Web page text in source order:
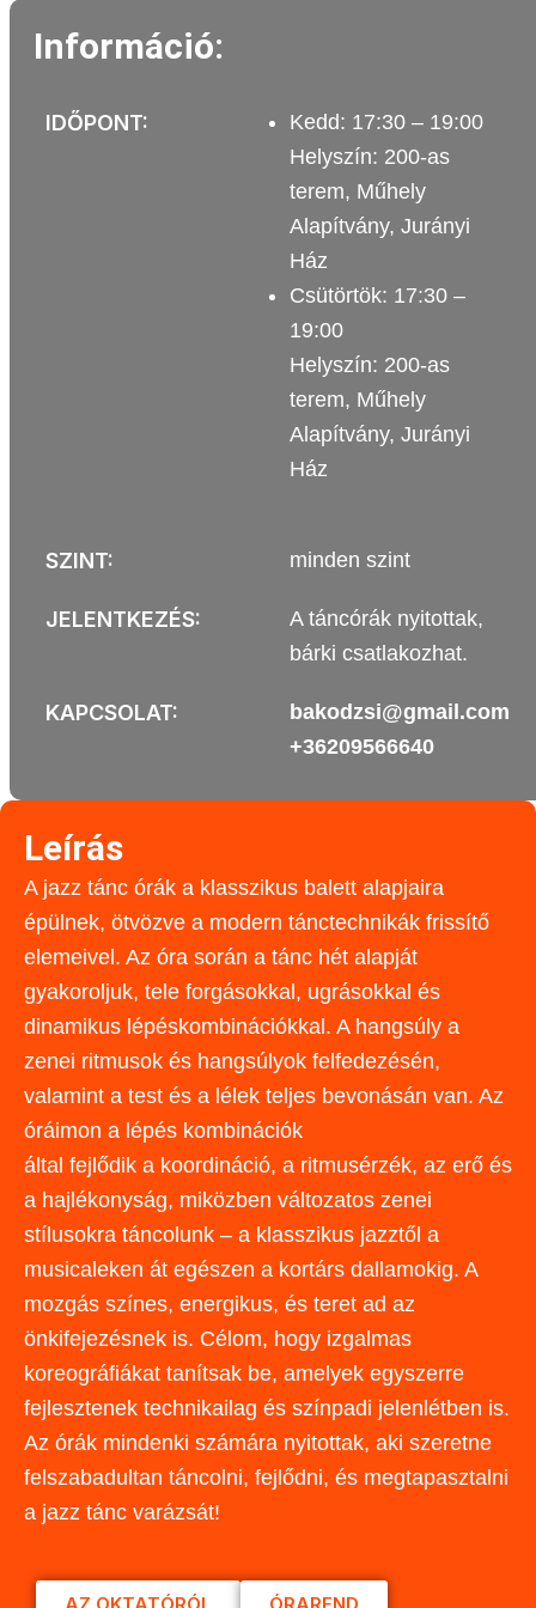
Információ:
IDŐPONT:
Kedd: 17:30 – 19:00
Helyszín: 200-as
terem, Műhely
Alapítvány, Jurányi
Ház
Csütörtök: 17:30 –
19:00
Helyszín: 200-as
terem, Műhely
Alapítvány, Jurányi
Ház
SZINT: minden szint
JELENTKEZÉS:
A táncórák nyitottak,
bárki csatlakozhat.
KAPCSOLAT:
bakodzsi@gmail.com
+36209566640
Leírás
A jazz tánc órák a klasszikus balett alapjaira
épülnek, ötvözve a modern tánctechnikák frissítő
elemeivel. Az óra során a tánc hét alapját
gyakoroljuk, tele forgásokkal, ugrásokkal és
dinamikus lépéskombinációkkal. A hangsúly a
zenei ritmusok és hangsúlyok felfedezésén,
valamint a test és a lélek teljes bevonásán van. Az
óráimon a lépés kombinációk
által fejlődik a koordináció, a ritmusérzék, az erő és
a hajlékonyság, miközben változatos zenei
stílusokra táncolunk – a klasszikus jazztől a
musicaleken át egészen a kortárs dallamokig. A
mozgás színes, energikus, és teret ad az
önkifejezésnek is. Célom, hogy izgalmas
koreográfiákat tanítsak be, amelyek egyszerre
fejlesztenek technikailag és színpadi jelenlétben is.
Az órák mindenki számára nyitottak, aki szeretne
felszabadultan táncolni, fejlődni, és megtapasztalni
a jazz tánc varázsát!
AZ OKTATÓRÓL ÓRAREND